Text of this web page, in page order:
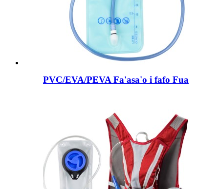
PVC/EVA/PEVA Fa'asa'o i fafo Fua